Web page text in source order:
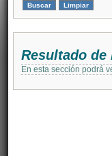
Resultado de
En esta sección podrá